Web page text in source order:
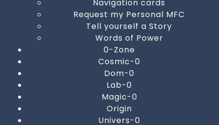
Navigation cards
Request my Personal MFC
Tell yourself a Story
Words of Power
0-Zone
Cosmic-0
Dom-0
Lab-0
Magic-0
Origin
Univers-0